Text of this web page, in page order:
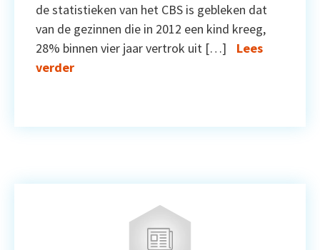
de statistieken van het CBS is gebleken dat
van de gezinnen die in 2012 een kind kreeg,
28% binnen vier jaar vertrok uit […]
Lees
verder